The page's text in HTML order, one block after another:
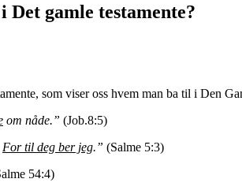
Det gamle testamente?
som viser oss hvem man ba til i Den
om nåde.” (Job.8:5)
For til deg ber jeg.” (Salme 5:3)
54:4)